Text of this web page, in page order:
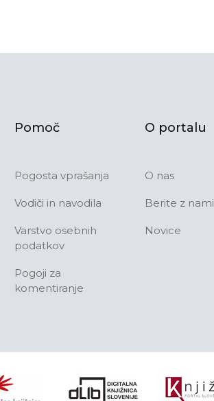
Pomoč
Pogosta vprašanja
Vodiči in navodila
Varstvo osebnih
podatkov
Pogoji za
komentiranje
O portalu
O nas
Berite z nami
Novice